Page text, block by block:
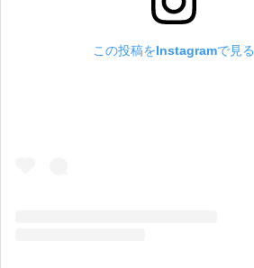
この投稿をInstagramで見る